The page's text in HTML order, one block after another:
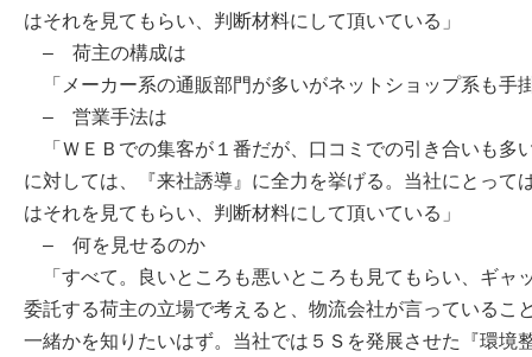
はそれを見てもらい、判断材料にして頂いている」
– 荷主の構成は
「メーカー系の通販部門が多いがネットショップ系も手
– 営業手法は
「ＷＥＢでの集客が１番だが、口コミでの引き合いも多
に対しては、『来社誘導』に全力を挙げる。当社にとって
はそれを見てもらい、判断材料にして頂いている」
– 何を見せるのか
「すべて。良いところも悪いところも見てもらい、ギャ
委託する荷主の立場で考えると、物流会社が言っているこ
一緒かを知りたいはず。当社では５Ｓを発展させた『環境